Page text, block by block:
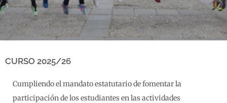
CURSO 2025/26
Cumpliendo el mandato estatutario de fomentar la
participación de los estudiantes en las actividades